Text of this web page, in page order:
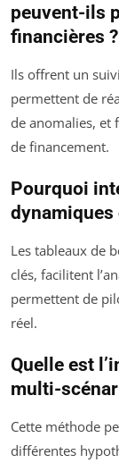
peuvent-ils
financières ?
Ils offrent un
permettent de
de anomalies,
de financement.
Pourquoi
dynamiques
Les tableaux de
clés, facilitent
permettent de
réel.
Quelle est
multi-
Cette méthode
différentes